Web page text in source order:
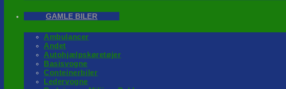
GAMLE BILER
Ambulancer
Andet
Autohjælpskøretøjer
Basisvogne
Conteinerbiler
Ledervogne